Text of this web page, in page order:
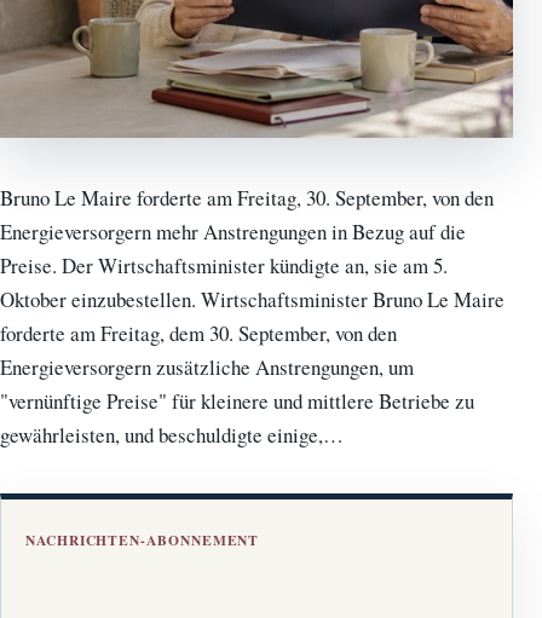
Bruno Le Maire forderte am Freitag, 30. September, von den
Energieversorgern mehr Anstrengungen in Bezug auf die
Preise. Der Wirtschaftsminister kündigte an, sie am 5.
Oktober einzubestellen. Wirtschaftsminister Bruno Le Maire
forderte am Freitag, dem 30. September, von den
Energieversorgern zusätzliche Anstrengungen, um
"vernünftige Preise" für kleinere und mittlere Betriebe zu
gewährleisten, und beschuldigte einige,…
NACHRICHTEN-ABONNEMENT